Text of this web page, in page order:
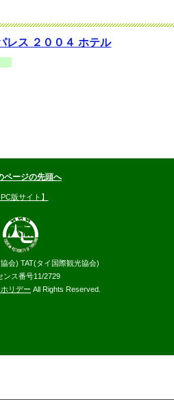
レス ２００４ ホテル
ページの先頭へ
PC版サイト】
会) TAT(タイ国際観光協会)
ンス番号11/2729
リデー All Rights Reserved.